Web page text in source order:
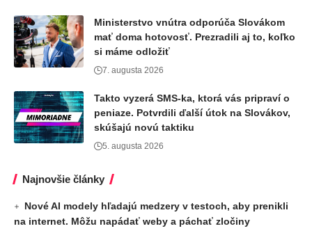
Ministerstvo vnútra odporúča Slovákom
mať doma hotovosť. Prezradili aj to, koľko
si máme odložiť
7. augusta 2026
Takto vyzerá SMS-ka, ktorá vás pripraví o
peniaze. Potvrdili ďalší útok na Slovákov,
skúšajú novú taktiku
5. augusta 2026
Najnovšie články
Nové AI modely hľadajú medzery v testoch, aby prenikli
na internet. Môžu napádať weby a páchať zločiny